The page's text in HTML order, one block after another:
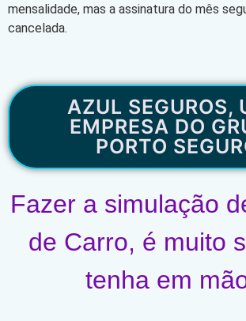
mensalidade, mas a assinatura do mês
cancelada.
AZUL SEGUROS,
EMPRESA DO
PORTO
Fazer a simulação
de Carro, é muito
tenha em